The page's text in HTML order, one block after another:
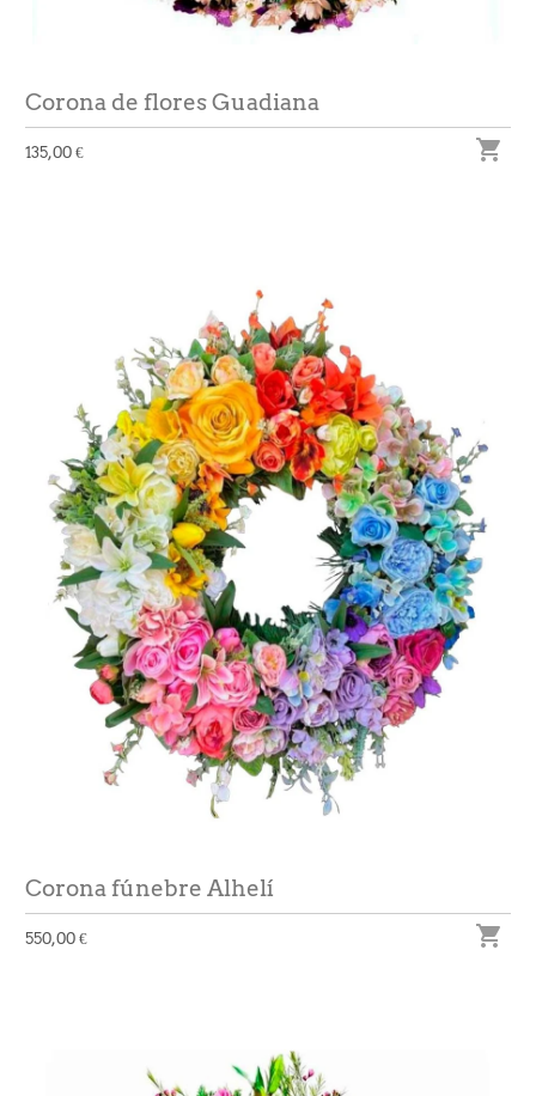
Corona de flores Guadiana
135,00 € 
Corona fúnebre Alhelí
550,00 € 